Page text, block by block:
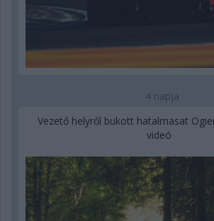
4 napja
Vezető helyről bukott hatalmasat
videó